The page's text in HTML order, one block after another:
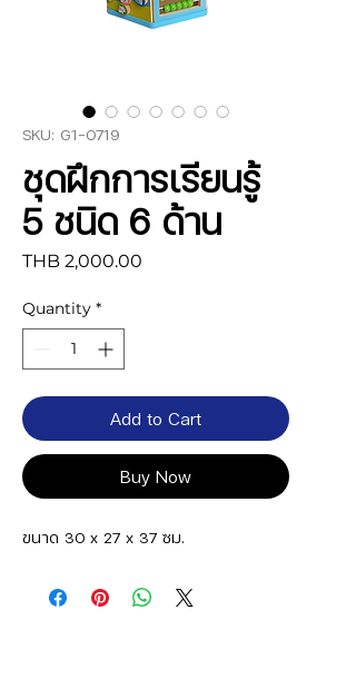
SKU: G1-0719
ชุดฝึกการเรียนรู้
5 ชนิด 6 ด้าน
THB 2,000.00
Quantity *
Add to Cart
Buy Now
ขนาด 30 x 27 x 37 ซม.